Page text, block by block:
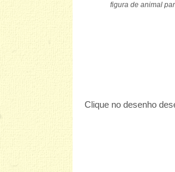
figura de animal
Clique no desenho